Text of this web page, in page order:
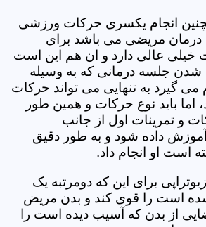
انجام یکسری حرکات ورزشی
درمان مریضی می باشد برای
خیلی عالی دارد و ان هم این است
شدن جلسه درمانی که به وسیله
می گیرد به تنهایی می تواند حرکات
اما باید نوع حرکات و همین طور
و تمرینات اول از جانب
آموزش داده شود و به طور دقیق
است او انجام داد.
برای این که دومرتبه یک
است را قوی کند و بدن مریض
از بدن که آسیب دیده است را